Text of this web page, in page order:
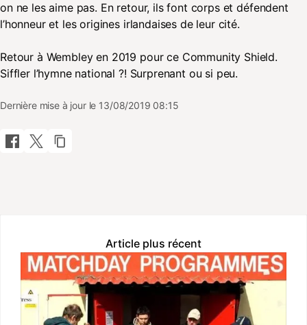
on ne les aime pas. En retour, ils font corps et défendent
l’honneur et les origines irlandaises de leur cité.
Retour à Wembley en 2019 pour ce Community Shield.
Siffler l’hymne national ?! Surprenant ou si peu.
Dernière mise à jour le 13/08/2019 08:15
Article plus récent